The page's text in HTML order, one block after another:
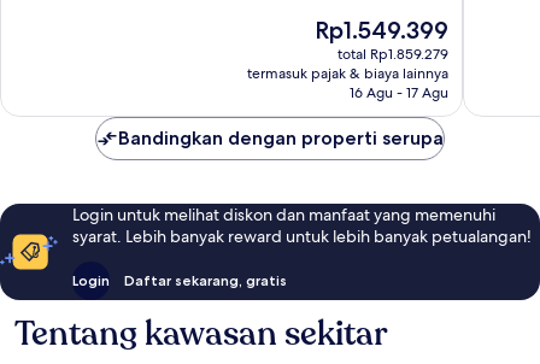
Harga
sekarang
Rp1.549.399
Rp1.549.399
total Rp1.859.279
termasuk pajak & biaya lainnya
16 Agu - 17 Agu
Bandingkan dengan properti serupa
Login untuk melihat diskon dan manfaat yang memenuhi
syarat. Lebih banyak reward untuk lebih banyak petualangan!
Login Daftar sekarang, gratis
Tentang kawasan sekitar